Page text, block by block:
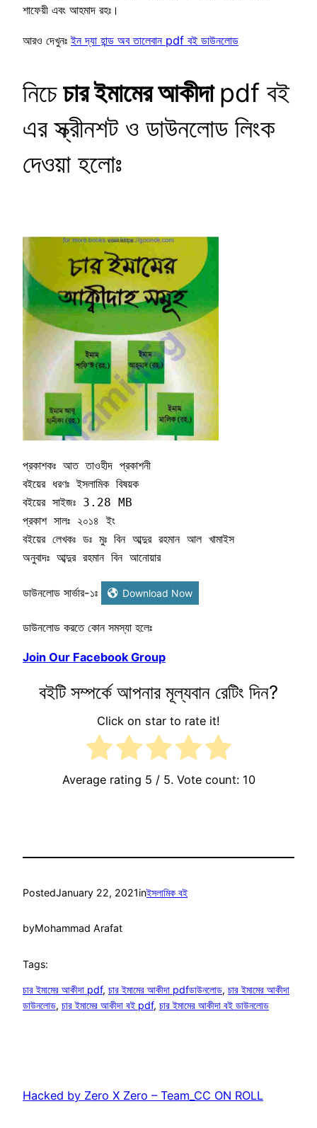
শাফেয়ী এবং আহমাদ রহঃ।
আরও দেখুনঃইন দ্যা হান্ড অব তালেবান pdf বই ডাউনলোড
নিচেচার ইমামের আকীদাpdf বই
এর স্ক্রীনশট ও ডাউনলোড লিংক
দেওয়া হলোঃ
প্রকাশকঃ আত তাওহীদ প্রকাশনী
বইয়ের ধরণঃ ইসলামিক বিষয়ক
বইয়ের সাইজঃ 3.28 MB
প্রকাশ সালঃ ২০১৪ ইং
বইয়ের লেখকঃ ডঃ মুঃ বিন আব্দুর রহমান আল খামাইস
অনুবাদঃ আব্দুর রহমান বিন আনোয়ার
ডাউনলোড সার্ভার-১ঃ Download Now
ডাউনলোড করতে কোন সমস্যা হলেঃ
Join Our Facebook Group
বইটি সম্পর্কে আপনার মূল্যবান রেটিং দিন?
Click on star to rate it!
Average rating 5 / 5. Vote count: 10
PostedJanuary 22, 2021inইসলামিক বই
byMohammad Arafat
Tags:
চার ইমামের আকীদা pdf, চার ইমামের আকীদা pdfডাউনলোড, চার ইমামের আকীদা
ডাউনলোড, চার ইমামের আকীদা বই pdf, চার ইমামের আকীদা বই ডাউনলোড
Hacked by Zero X Zero – Team_CC ON ROLL